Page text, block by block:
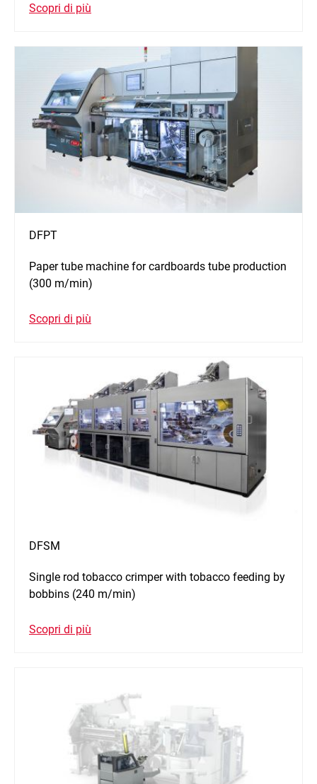
Scopri di più
DFPT
Paper tube machine for cardboards tube production
(300 m/min)
Scopri di più
DFSM
Single rod tobacco crimper with tobacco feeding by
bobbins (240 m/min)
Scopri di più